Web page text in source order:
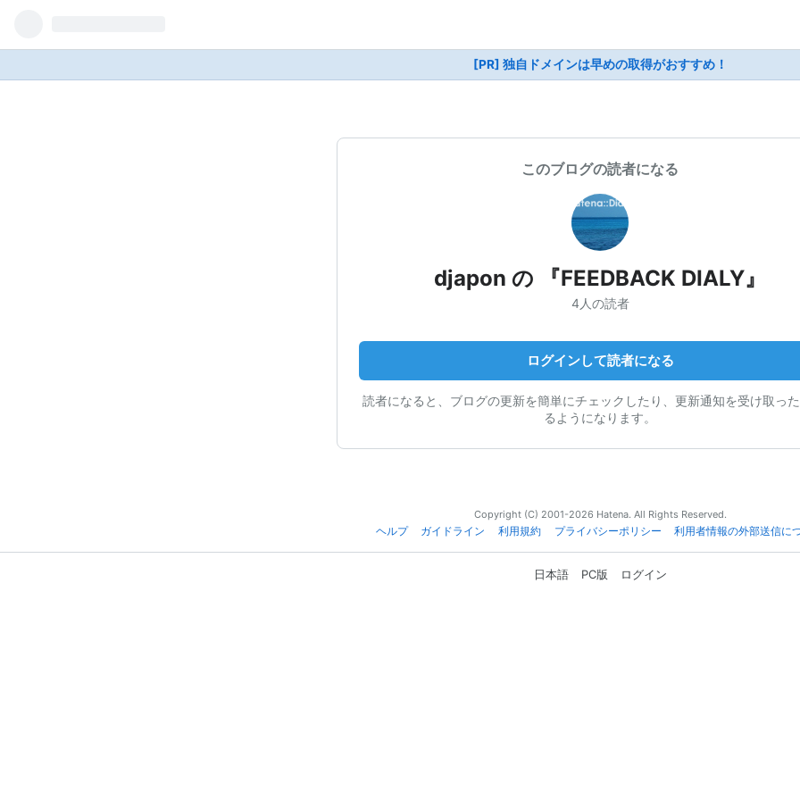
[PR] 独自ドメインは早めの取得がおすすめ！
このブログの読者になる
djapon の 『FEEDBACK DIALY』
4人の読者
ログインして読者になる
読者になると、ブログの更新を簡単にチェックしたり、更新通知を受け取っ
るようになります。
Copyright (C) 2001-2026 Hatena. All Rights Reserved.
ヘルプ
ガイドライン 利用規約 プライバシーポリシー 利用者情報の外部送信に
日本語 PC版 ログイン